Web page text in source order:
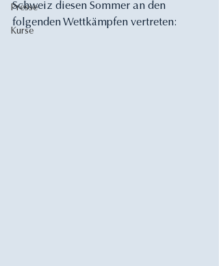
Presse
Kurse
Schweiz diesen Sommer an den
folgenden Wettkämpfen vertreten: